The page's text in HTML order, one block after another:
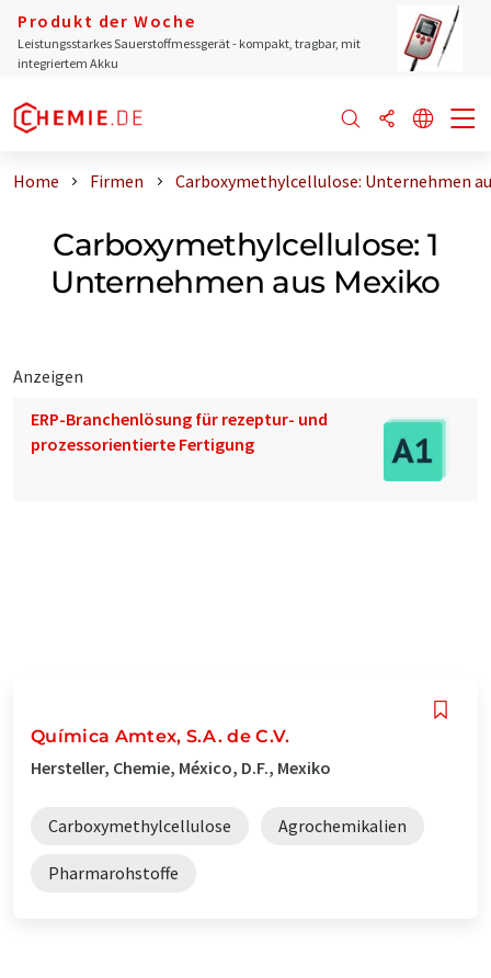
Produkt der Woche
Leistungsstarkes Sauerstoffmessgerät - kompakt, tragbar, mit
integriertem Akku
Home Firmen Carboxymethylcellulose: Unternehmen
Carboxymethylcellulose: 1
Unternehmen aus Mexiko
Anzeigen
ERP-Branchenlösung für rezeptur- und
prozessorientierte Fertigung
Química Amtex, S.A. de C.V.
Hersteller, Chemie, México, D.F., Mexiko
Carboxymethylcellulose Agrochemikalien
Pharmarohstoffe